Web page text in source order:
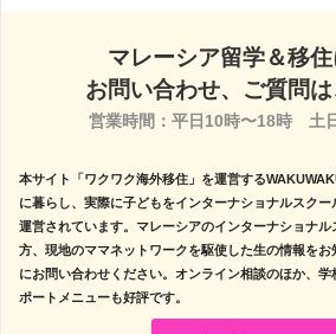
マレーシア留学＆移
お問い合わせ、ご質問
営業時間：平日10時〜18時　土
本サイト「ワクワク海外移住」を運営する
に暮らし、実際に子どもをインターナショナルスク
運営されています。マレーシアのインターナショナ
方、現地のママネットワークを駆使した生の情報を
にお問い合わせください。オンライン相談のほか、
ポートメニューも好評です。